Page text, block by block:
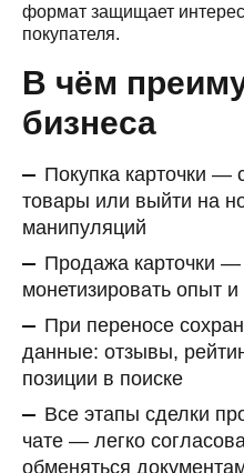
формат защищает
покупателя.
В чём
бизнеса
Покупка карточки —
товары или выйти на
манипуляций
Продажа карточки —
монетизировать опыт
При переносе
данные: отзывы,
позиции в поиске
Все этапы сделки
чате — легко
обменяться